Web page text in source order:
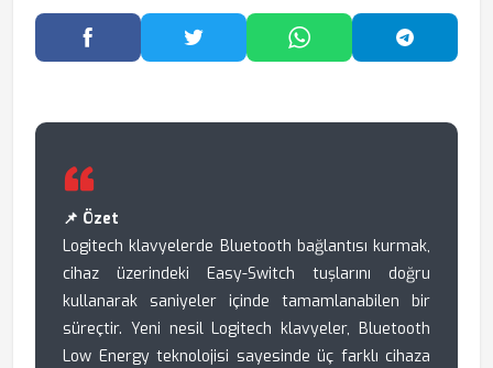
Facebook'ta PaylaşTwitter'da PaylaşWhatsApp'ta Paylaş
📌 Özet
Logitech klavyelerde Bluetooth bağlantısı kurmak,
cihaz üzerindeki Easy-Switch tuşlarını doğru
kullanarak saniyeler içinde tamamlanabilen bir
süreçtir. Yeni nesil Logitech klavyeler, Bluetooth
Low Energy teknolojisi sayesinde üç farklı cihaza